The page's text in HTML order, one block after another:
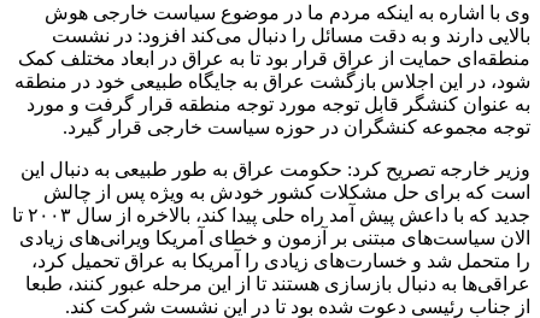
وی با اشاره به اینکه مردم ما در موضوع سیاست خارجی هوش
بالایی دارند و به دقت مسائل را دنبال می‌کند افزود: در نشست
منطقه‌ای حمایت از عراق قرار بود تا به عراق در ابعاد مختلف کمک
شود، در این اجلاس بازگشت عراق به جایگاه طبیعی خود در منطقه
به عنوان کنشگر قابل توجه مورد توجه منطقه قرار گرفت و مورد
توجه مجموعه کنشگران در حوزه سیاست خارجی قرار گیرد.
وزیر خارجه تصریح کرد: حکومت عراق به طور طبیعی به دنبال این
است که برای حل مشکلات کشور خودش به ویژه پس از چالش
جدید که با داعش پیش آمد راه حلی پیدا کند، بالاخره از سال ۲۰۰۳ تا
الان سیاست‌های مبتنی بر آزمون و خطای آمریکا ویرانی‌های زیادی
را متحمل شد و خسارت‌های زیادی را آمریکا به عراق تحمیل کرد،
عراقی‌ها به دنبال بازسازی هستند تا از این مرحله عبور کنند، طبعا
از جناب رئیسی دعوت شده بود تا در این نشست شرکت کند.